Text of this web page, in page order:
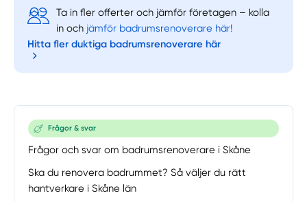
Ta in fler offerter och jämför företagen – kolla
in och jämför badrumsrenoverare här!
Hitta fler duktiga badrumsrenoverare här
Frågor & svar
Frågor och svar om badrumsrenoverare i Skåne
Ska du renovera badrummet? Så väljer du rätt
hantverkare i Skåne län